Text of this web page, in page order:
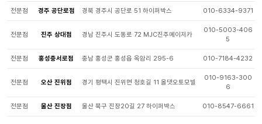
전문점 경주 공단로점 경북 경주시 공단로 51 하이퍼박스 010-6334-9371
전문점 진주 상대점 경남 진주시 도동로 72 MJC진주메이저카
010-5003-406
5
전문점 홍성충서로점 충남 홍성군 홍성읍 옥암리 295-6 010-7184-4232
전문점 오산 진위점 경기 평택시 진위면 청호길 11 올댓오토모빌
010-9163-300
6
전문점 울산 진장점 울산 북구 진장20길 27 하이퍼박스 010-8547-6661